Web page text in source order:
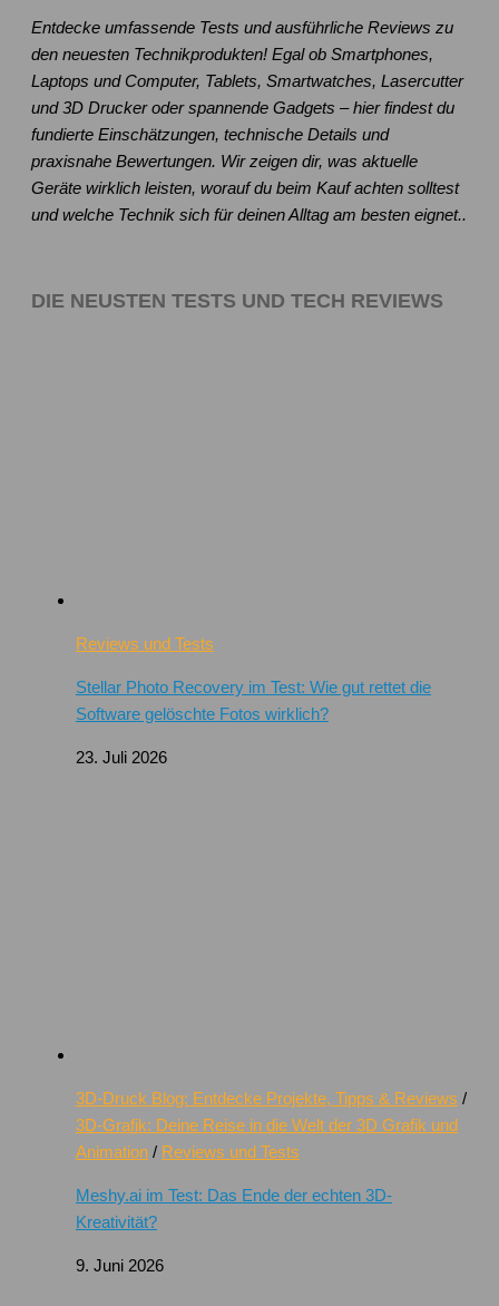
Entdecke umfassende Tests und ausführliche Reviews zu
den neuesten Technikprodukten! Egal ob Smartphones,
Laptops und Computer, Tablets, Smartwatches, Lasercutter
und 3D Drucker oder spannende Gadgets – hier findest du
fundierte Einschätzungen, technische Details und
praxisnahe Bewertungen. Wir zeigen dir, was aktuelle
Geräte wirklich leisten, worauf du beim Kauf achten solltest
und welche Technik sich für deinen Alltag am besten eignet..
DIE NEUSTEN TESTS UND TECH REVIEWS
Reviews und Tests
Stellar Photo Recovery im Test: Wie gut rettet die
Software gelöschte Fotos wirklich?
23. Juli 2026
3D-Druck Blog: Entdecke Projekte, Tipps & Reviews /
3D-Grafik: Deine Reise in die Welt der 3D Grafik und
Animation / Reviews und Tests
Meshy.ai im Test: Das Ende der echten 3D-
Kreativität?
9. Juni 2026